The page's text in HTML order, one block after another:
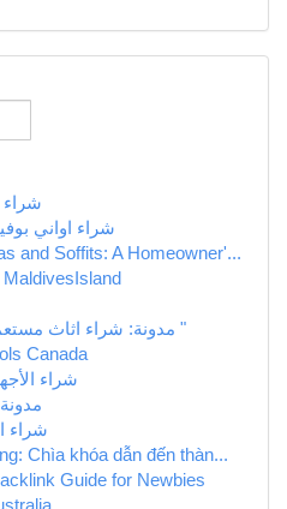
شراء
شراء اواني
and Soffits: A Homeowner'...
"مدونة: شراء اثاث مستعمل الكويت 67778118 "
Canada
شراء
شراء
Chìa khóa dẫn đến thàn...
Guide for Newbies